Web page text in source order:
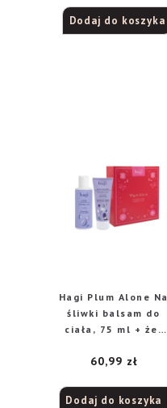
4.00na
Dodaj do koszyka
Hagi Plum Alone Na
śliwki balsam do
ciała, 75 ml + żel
60,99 zł
Dodaj do koszyka